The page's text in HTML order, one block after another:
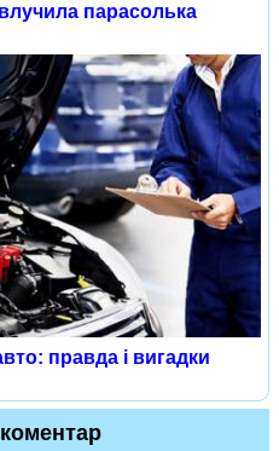
парасолька
правда і вигадки